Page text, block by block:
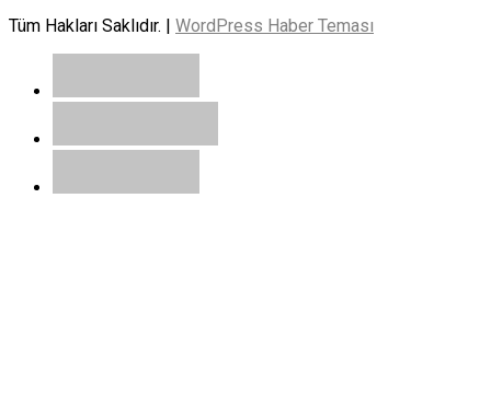
Tüm Hakları Saklıdır. | WordPress Haber Teması